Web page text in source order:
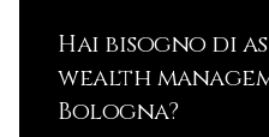
Hai bisogno di
wealth
Bologna?